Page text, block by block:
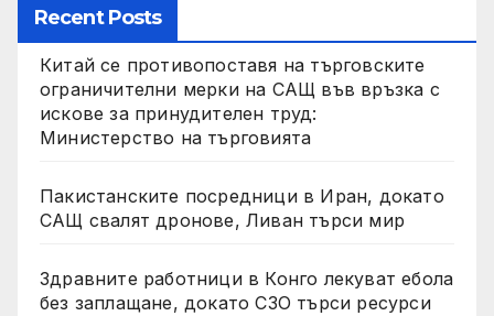
Recent Posts
Китай се противопоставя на търговските
ограничителни мерки на САЩ във връзка с
искове за принудителен труд:
Министерство на търговията
Пакистанските посредници в Иран, докато
САЩ свалят дронове, Ливан търси мир
Здравните работници в Конго лекуват ебола
без заплащане, докато СЗО търси ресурси